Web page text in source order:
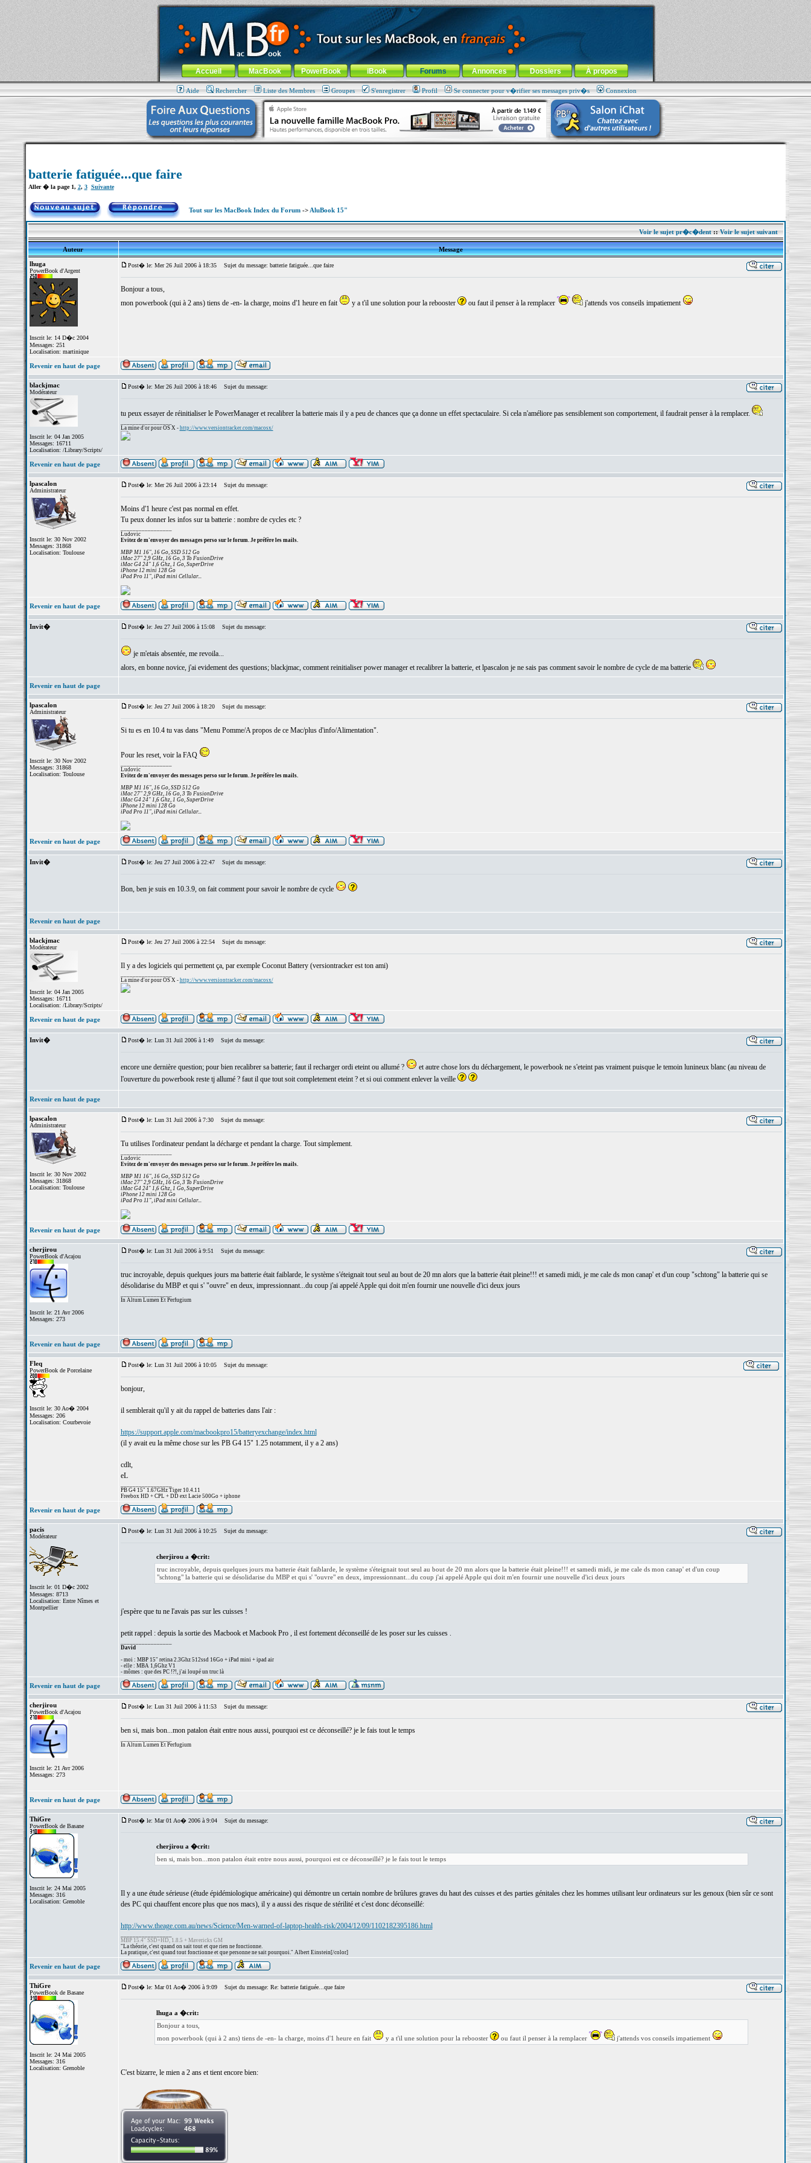
MacBook-fr.com : 100% Apple... 100% nomade !
Aller au contenu-Aller au menu général-Aller au menu de la rubrique
Menu général
Accueil MacBook PowerBook iBook Forums Annonces Dossiers À propos
Aide Rechercher Liste des Membres Groupes S'enregistrer Profil Se connecter pour v�rifier ses messages priv�s Connexion
batterie fatiguée...que faire
Aller � la page 1, 2, 3 Suivante
Tout sur les MacBook Index du Forum-> AluBook 15"
Voir le sujet pr�c�dent::Voir le sujet suivant
Auteur
Message
lhuga
PowerBook d'Argent
Inscrit le: 14 D�c 2004
Messages: 251
Localisation: martinique
Post� le: Mer 26 Juil 2006 à 18:35 Sujet du message: batterie fatiguée...que faire
Bonjour a tous,
mon powerbook (qui à 2 ans) tiens de -en- la charge, moins d'1 heure en fait
y a t'il une solution pour la rebooster ou faut il penser à la remplacer j'attends vos conseils impatiement
Revenir en haut de page
blackjmac
Modérateur
Inscrit le: 04 Jan 2005
Messages: 16711
Localisation: /Library/Scripts/
Post� le: Mer 26 Juil 2006 à 18:46 Sujet du message:
tu peux essayer de réinitialiser le PowerManager et recalibrer la batterie mais il y a peu de chances que ça donne un effet spectaculaire. Si cela n'améliore pas sensiblement son comportement, il faudrait penser à la remplacer.
La mine d'or pour OS X - http://www.versiontracker.com/macosx/
Revenir en haut de page
lpascalon
Administrateur
Inscrit le: 30 Nov 2002
Messages: 31868
Localisation: Toulouse
Post� le: Mer 26 Juil 2006 à 23:14 Sujet du message:
Moins d'1 heure c'est pas normal en effet.
Tu peux donner les infos sur ta batterie : nombre de cycles etc ?
Ludovic
Evitez de m'envoyer des messages perso sur le forum. Je préfère les mails.
MBP M1 16", 16 Go, SSD 512 Go
iMac 27" 2,9 GHz, 16 Go, 3 To FusionDrive
iMac G4 24" 1,6 Ghz, 1 Go, SuperDrive
iPhone 12 mini 128 Go
iPad Pro 11", iPad mini Cellular...
Revenir en haut de page
Invit� Post� le: Jeu 27 Juil 2006 à 15:08 Sujet du message:
je m'etais absentée, me revoila...
alors, en bonne novice, j'ai evidement des questions; blackjmac, comment reinitialiser power manager et recalibrer la batterie, et lpascalon je ne sais pas comment savoir le nombre de cycle de ma batterie
Revenir en haut de page
lpascalon
Administrateur
Inscrit le: 30 Nov 2002
Messages: 31868
Localisation: Toulouse
Post� le: Jeu 27 Juil 2006 à 18:20 Sujet du message:
Si tu es en 10.4 tu vas dans "Menu Pomme/A propos de ce Mac/plus d'info/Alimentation".
Pour les reset, voir la FAQ
Ludovic
Evitez de m'envoyer des messages perso sur le forum. Je préfère les mails.
MBP M1 16", 16 Go, SSD 512 Go
iMac 27" 2,9 GHz, 16 Go, 3 To FusionDrive
iMac G4 24" 1,6 Ghz, 1 Go, SuperDrive
iPhone 12 mini 128 Go
iPad Pro 11", iPad mini Cellular...
Revenir en haut de page
Invit� Post� le: Jeu 27 Juil 2006 à 22:47 Sujet du message:
Bon, ben je suis en 10.3.9, on fait comment pour savoir le nombre de cycle
Revenir en haut de page
blackjmac
Modérateur
Inscrit le: 04 Jan 2005
Messages: 16711
Localisation: /Library/Scripts/
Post� le: Jeu 27 Juil 2006 à 22:54 Sujet du message:
Il y a des logiciels qui permettent ça, par exemple Coconut Battery (versiontracker est ton ami)
La mine d'or pour OS X - http://www.versiontracker.com/macosx/
Revenir en haut de page
Invit� Post� le: Lun 31 Juil 2006 à 1:49 Sujet du message:
encore une dernière question; pour bien recalibrer sa batterie; faut il recharger ordi eteint ou allumé ?
et autre chose lors du déchargement, le powerbook ne s'eteint pas vraiment puisque le temoin lunineux blanc (au niveau de
l'ouverture du powerbook reste tj allumé ? faut il que tout soit completement eteint ? et si oui comment enlever la veille
Revenir en haut de page
lpascalon
Administrateur
Inscrit le: 30 Nov 2002
Messages: 31868
Localisation: Toulouse
Post� le: Lun 31 Juil 2006 à 7:30 Sujet du message:
Tu utilises l'ordinateur pendant la décharge et pendant la charge. Tout simplement.
Ludovic
Evitez de m'envoyer des messages perso sur le forum. Je préfère les mails.
MBP M1 16", 16 Go, SSD 512 Go
iMac 27" 2,9 GHz, 16 Go, 3 To FusionDrive
iMac G4 24" 1,6 Ghz, 1 Go, SuperDrive
iPhone 12 mini 128 Go
iPad Pro 11", iPad mini Cellular...
Revenir en haut de page
cherjirou
PowerBook d'Acajou
Inscrit le: 21 Avr 2006
Messages: 273
Post� le: Lun 31 Juil 2006 à 9:51 Sujet du message:
truc incroyable, depuis quelques jours ma batterie était faiblarde, le système s'éteignait tout seul au bout de 20 mn alors que la batterie était pleine!!! et samedi midi, je me cale ds mon canap' et d'un coup "schtong" la batterie qui se
désolidarise du MBP et qui s' "ouvre" en deux, impressionnant...du coup j'ai appelé Apple qui doit m'en fournir une nouvelle d'ici deux jours
In Altum Lumen Et Perfugium
Revenir en haut de page
Fleq
PowerBook de Porcelaine
Inscrit le: 30 Ao� 2004
Messages: 206
Localisation: Courbevoie
Post� le: Lun 31 Juil 2006 à 10:05 Sujet du message:
bonjour,
il semblerait qu'il y ait du rappel de batteries dans l'air :
https://support.apple.com/macbookpro15/batteryexchange/index.html
(il y avait eu la même chose sur les PB G4 15" 1.25 notamment, il y a 2 ans)
cdlt,
eL
PB G4 15" 1.67GHz Tiger 10.4.11
Freebox HD + CPL + DD ext Lacie 500Go + iphone
Revenir en haut de page
pacis
Modérateur
Inscrit le: 01 D�c 2002
Messages: 8713
Localisation: Entre Nîmes et
Montpellier
Post� le: Lun 31 Juil 2006 à 10:25 Sujet du message:
cherjirou a �crit:
truc incroyable, depuis quelques jours ma batterie était faiblarde, le système s'éteignait tout seul au bout de 20 mn alors que la batterie était pleine!!! et samedi midi, je me cale ds mon canap' et d'un coup
"schtong" la batterie qui se désolidarise du MBP et qui s' "ouvre" en deux, impressionnant...du coup j'ai appelé Apple qui doit m'en fournir une nouvelle d'ici deux jours
j'espère que tu ne l'avais pas sur les cuisses !
petit rappel : depuis la sortie des Macbook et Macbook Pro , il est fortement déconseillé de les poser sur les cuisses .
David
- moi : MBP 15" retina 2.3Ghz 512ssd 16Go + iPad mini + ipad air
- elle : MBA 1,6Ghz V1
- mômes : que des PC !?!, j'ai loupé un truc là
Revenir en haut de page
cherjirou
PowerBook d'Acajou
Inscrit le: 21 Avr 2006
Messages: 273
Post� le: Lun 31 Juil 2006 à 11:53 Sujet du message:
ben si, mais bon...mon patalon était entre nous aussi, pourquoi est ce déconseillé? je le fais tout le temps
In Altum Lumen Et Perfugium
Revenir en haut de page
ThiGre
PowerBook de Basane
Inscrit le: 24 Mai 2005
Messages: 316
Localisation: Grenoble
Post� le: Mar 01 Ao� 2006 à 9:04 Sujet du message:
cherjirou a �crit:
ben si, mais bon...mon patalon était entre nous aussi, pourquoi est ce déconseillé? je le fais tout le temps
Il y a une étude sérieuse (étude épidémiologique américaine) qui démontre un certain nombre de brûlures graves du haut des cuisses et des parties génitales chez les hommes utilisant leur ordinateurs sur les genoux (bien sûr ce sont
des PC qui chauffent encore plus que nos macs), il y a aussi des risque de stérilité et c'est donc déconseillé:
http://www.theage.com.au/news/Science/Men-warned-of-laptop-health-risk/2004/12/09/1102182395186.html
MBP 15.4" SSD+HD, 1.8.5 + Mavericks GM
"La théorie, c'est quand on sait tout et que rien ne fonctionne.
La pratique, c'est quand tout fonctionne et que personne ne sait pourquoi." Albert Einstein[/color]
Revenir en haut de page
ThiGre
PowerBook de Basane
Inscrit le: 24 Mai 2005
Messages: 316
Localisation: Grenoble
Post� le: Mar 01 Ao� 2006 à 9:09 Sujet du message: Re: batterie fatiguée...que faire
lhuga a �crit:
Bonjour a tous,
mon powerbook (qui à 2 ans) tiens de -en- la charge, moins d'1 heure en fait
y a t'il une solution pour la rebooster ou faut il penser à la remplacer j'attends vos conseils impatiement
C'est bizarre, le mien a 2 ans et tient encore bien: